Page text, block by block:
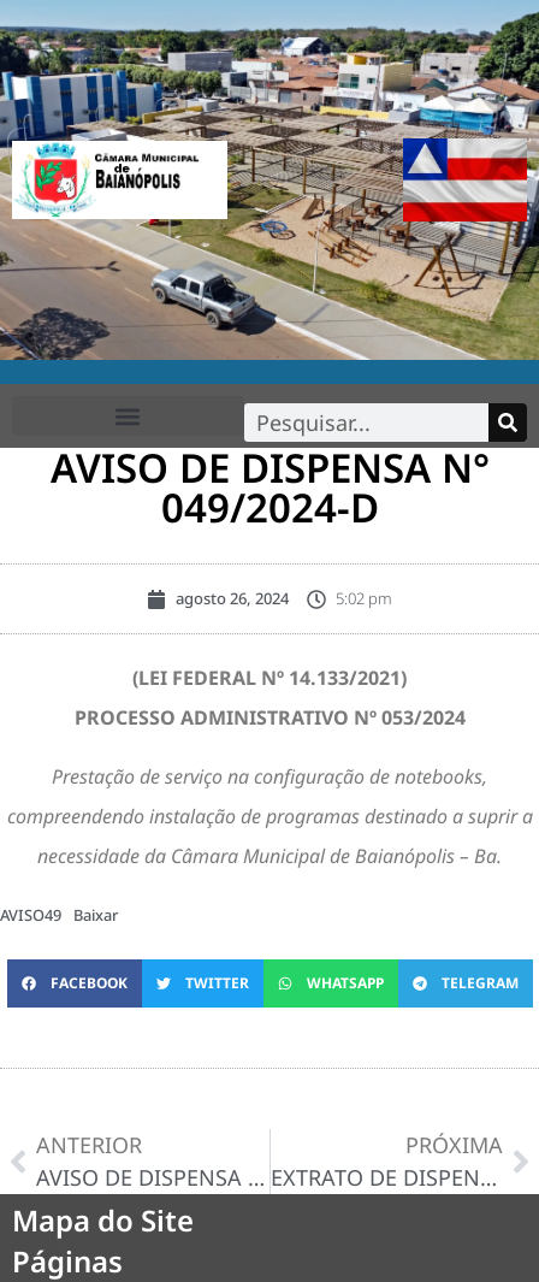
AVISO DE DISPENSA N°
049/2024-D
agosto 26, 2024 5:02 pm
(LEI FEDERAL Nº 14.133/2021)
PROCESSO ADMINISTRATIVO Nº 053/2024
Prestação de serviço na configuração de notebooks,
compreendendo instalação de programas destinado a suprir a
necessidade da Câmara Municipal de Baianópolis – Ba.
AVISO49 Baixar
FACEBOOK TWITTER WHATSAPP TELEGRAM
ANTERIOR
AVISO DE DISPENSA N° 048/2024-D
PRÓXIMA
EXTRATO DE DISPENSA DE LICITAÇAO 046/2024 – AUTORIZOU/RATIFICOU
Mapa do Site
Páginas